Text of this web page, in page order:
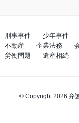
刑事事件 少年事件
不動産
企業法務
労働問題
遺産相続
© Copyright 2026 弁